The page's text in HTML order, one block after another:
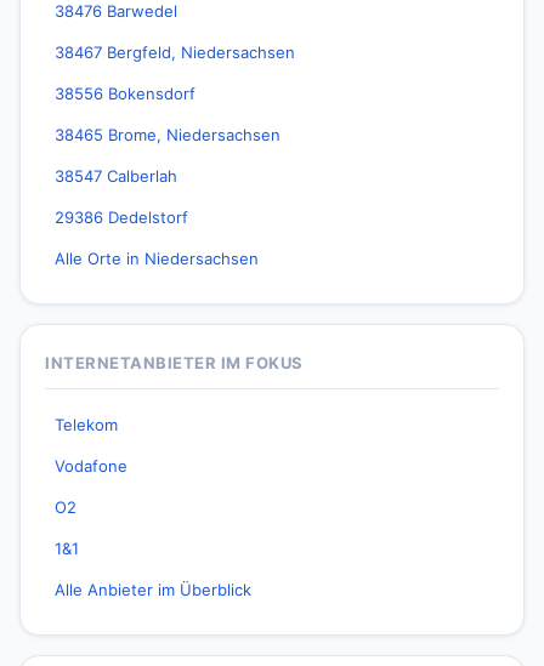
38476 Barwedel
38467 Bergfeld, Niedersachsen
38556 Bokensdorf
38465 Brome, Niedersachsen
38547 Calberlah
29386 Dedelstorf
Alle Orte in Niedersachsen
INTERNETANBIETER IM FOKUS
Telekom
Vodafone
O2
1&1
Alle Anbieter im Überblick